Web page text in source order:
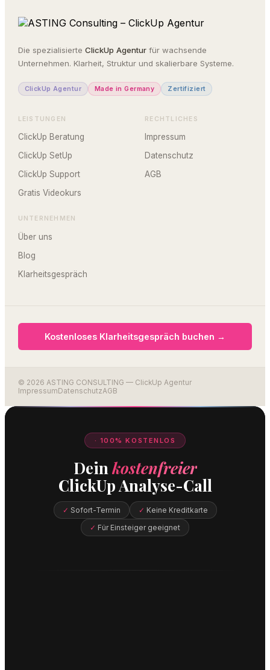
Die spezialisierte ClickUp Agenturfür wachsende
Unternehmen. Klarheit, Struktur und skalierbare Systeme.
ClickUp Agentur Made in Germany Zertifiziert
LEISTUNGEN
ClickUp Beratung
ClickUp SetUp
ClickUp Support
Gratis Videokurs
UNTERNEHMEN
Über uns
Blog
Klarheitsgespräch
RECHTLICHES
Impressum
Datenschutz
AGB
Kostenloses Klarheitsgespräch buchen →
© 2026 ASTING CONSULTING — ClickUp Agentur
ImpressumDatenschutzAGB
· 100% KOSTENLOS
Dein kostenfreier
ClickUp Analyse-Call
Sofort-Termin
Keine Kreditkarte
Für Einsteiger geeignet